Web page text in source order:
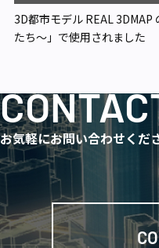
3D都市モデル REAL
たち〜」で使用されました
お気軽にお問い合わせくだ